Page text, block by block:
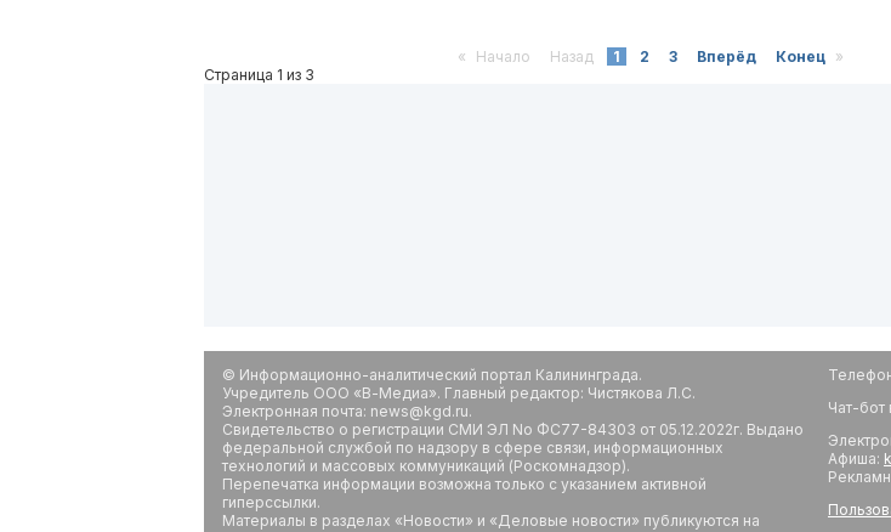
« Начало Назад 1 2 3 Вперёд Конец »
Страница 1 из 3
© Информационно-аналитический портал Калининграда.
Учредитель ООО «В-Медиа». Главный редактор: Чистякова Л.С.
Электронная почта: news@kgd.ru.
Свидетельство о регистрации СМИ ЭЛ No ФС77-84303 от 05.12.2022г. Выдано
федеральной службой по надзору в сфере связи, информационных
технологий и массовых коммуникаций (Роскомнадзор).
Перепечатка информации возможна только с указанием активной
гиперссылки.
Материалы в разделах «Новости» и «Деловые новости» публикуются на
Чат-бот
Афиша: